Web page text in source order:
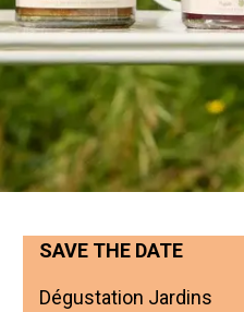
SAVE THE DATE
Dégustation Jardins